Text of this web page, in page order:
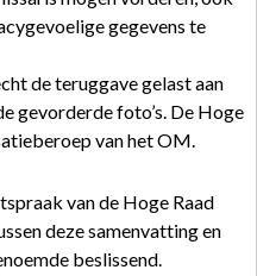
gegevens te
de teruggave gelast aan
gevorderde foto’s. De Hoge
van het OM.
van de Hoge Raad
deze samenvatting en
beslissend.